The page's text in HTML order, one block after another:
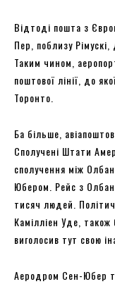
Відтоді пошта з
Пер, поблизу
Таким чином,
поштової лінії, до
Торонто.
Ба більше,
Сполучені Штати
сполучення між
Юбером. Рейс з
тисяч людей.
Камілліен Уде,
виголосив тут свою
Аеродром Сен-Юбер